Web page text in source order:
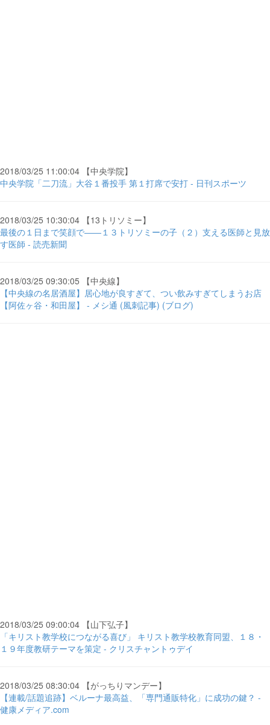
2018/03/25 11:00:04 【中央学院】
中央学院「二刀流」大谷１番投手 第１打席で安打 - 日刊スポーツ
2018/03/25 10:30:04 【13トリソミー】
最後の１日まで笑顔で――１３トリソミーの子（２）支える医師と見放
す医師 - 読売新聞
2018/03/25 09:30:05 【中央線】
【中央線の名居酒屋】居心地が良すぎて、つい飲みすぎてしまうお店
【阿佐ヶ谷・和田屋】 - メシ通 (風刺記事) (ブログ)
2018/03/25 09:00:04 【山下弘子】
「キリスト教学校につながる喜び」 キリスト教学校教育同盟、１８・
１９年度教研テーマを策定 - クリスチャントゥデイ
2018/03/25 08:30:04 【がっちりマンデー】
【連載/話題追跡】ベルーナ最高益、「専門通販特化」に成功の鍵？ -
健康メディア.com